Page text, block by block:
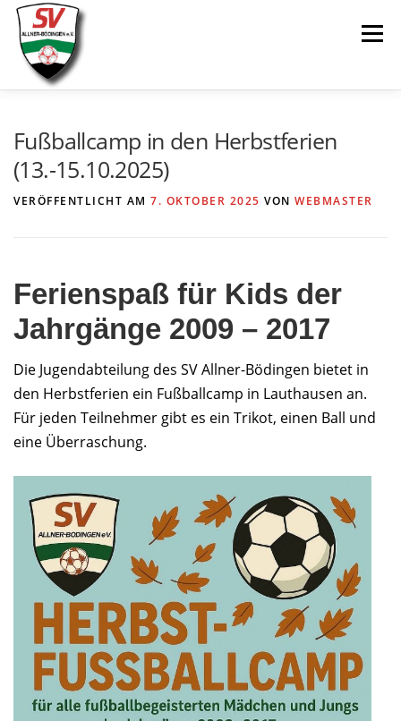
Zum
Inhalt
springen
Menü
Fußballcamp in den Herbstferien
(13.-15.10.2025)
VERÖFFENTLICHT AM 7. OKTOBER 2025 VON WEBMASTER
Ferienspaß für Kids der
Jahrgänge 2009 – 2017
Die Jugendabteilung des SV Allner-Bödingen bietet in
den Herbstferien ein Fußballcamp in Lauthausen an.
Für jeden Teilnehmer gibt es ein Trikot, einen Ball und
eine Überraschung.